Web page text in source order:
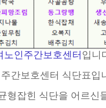
노인주간보호센터 입니
간보호센터 식단표입
형잡힌 식단을 어르신